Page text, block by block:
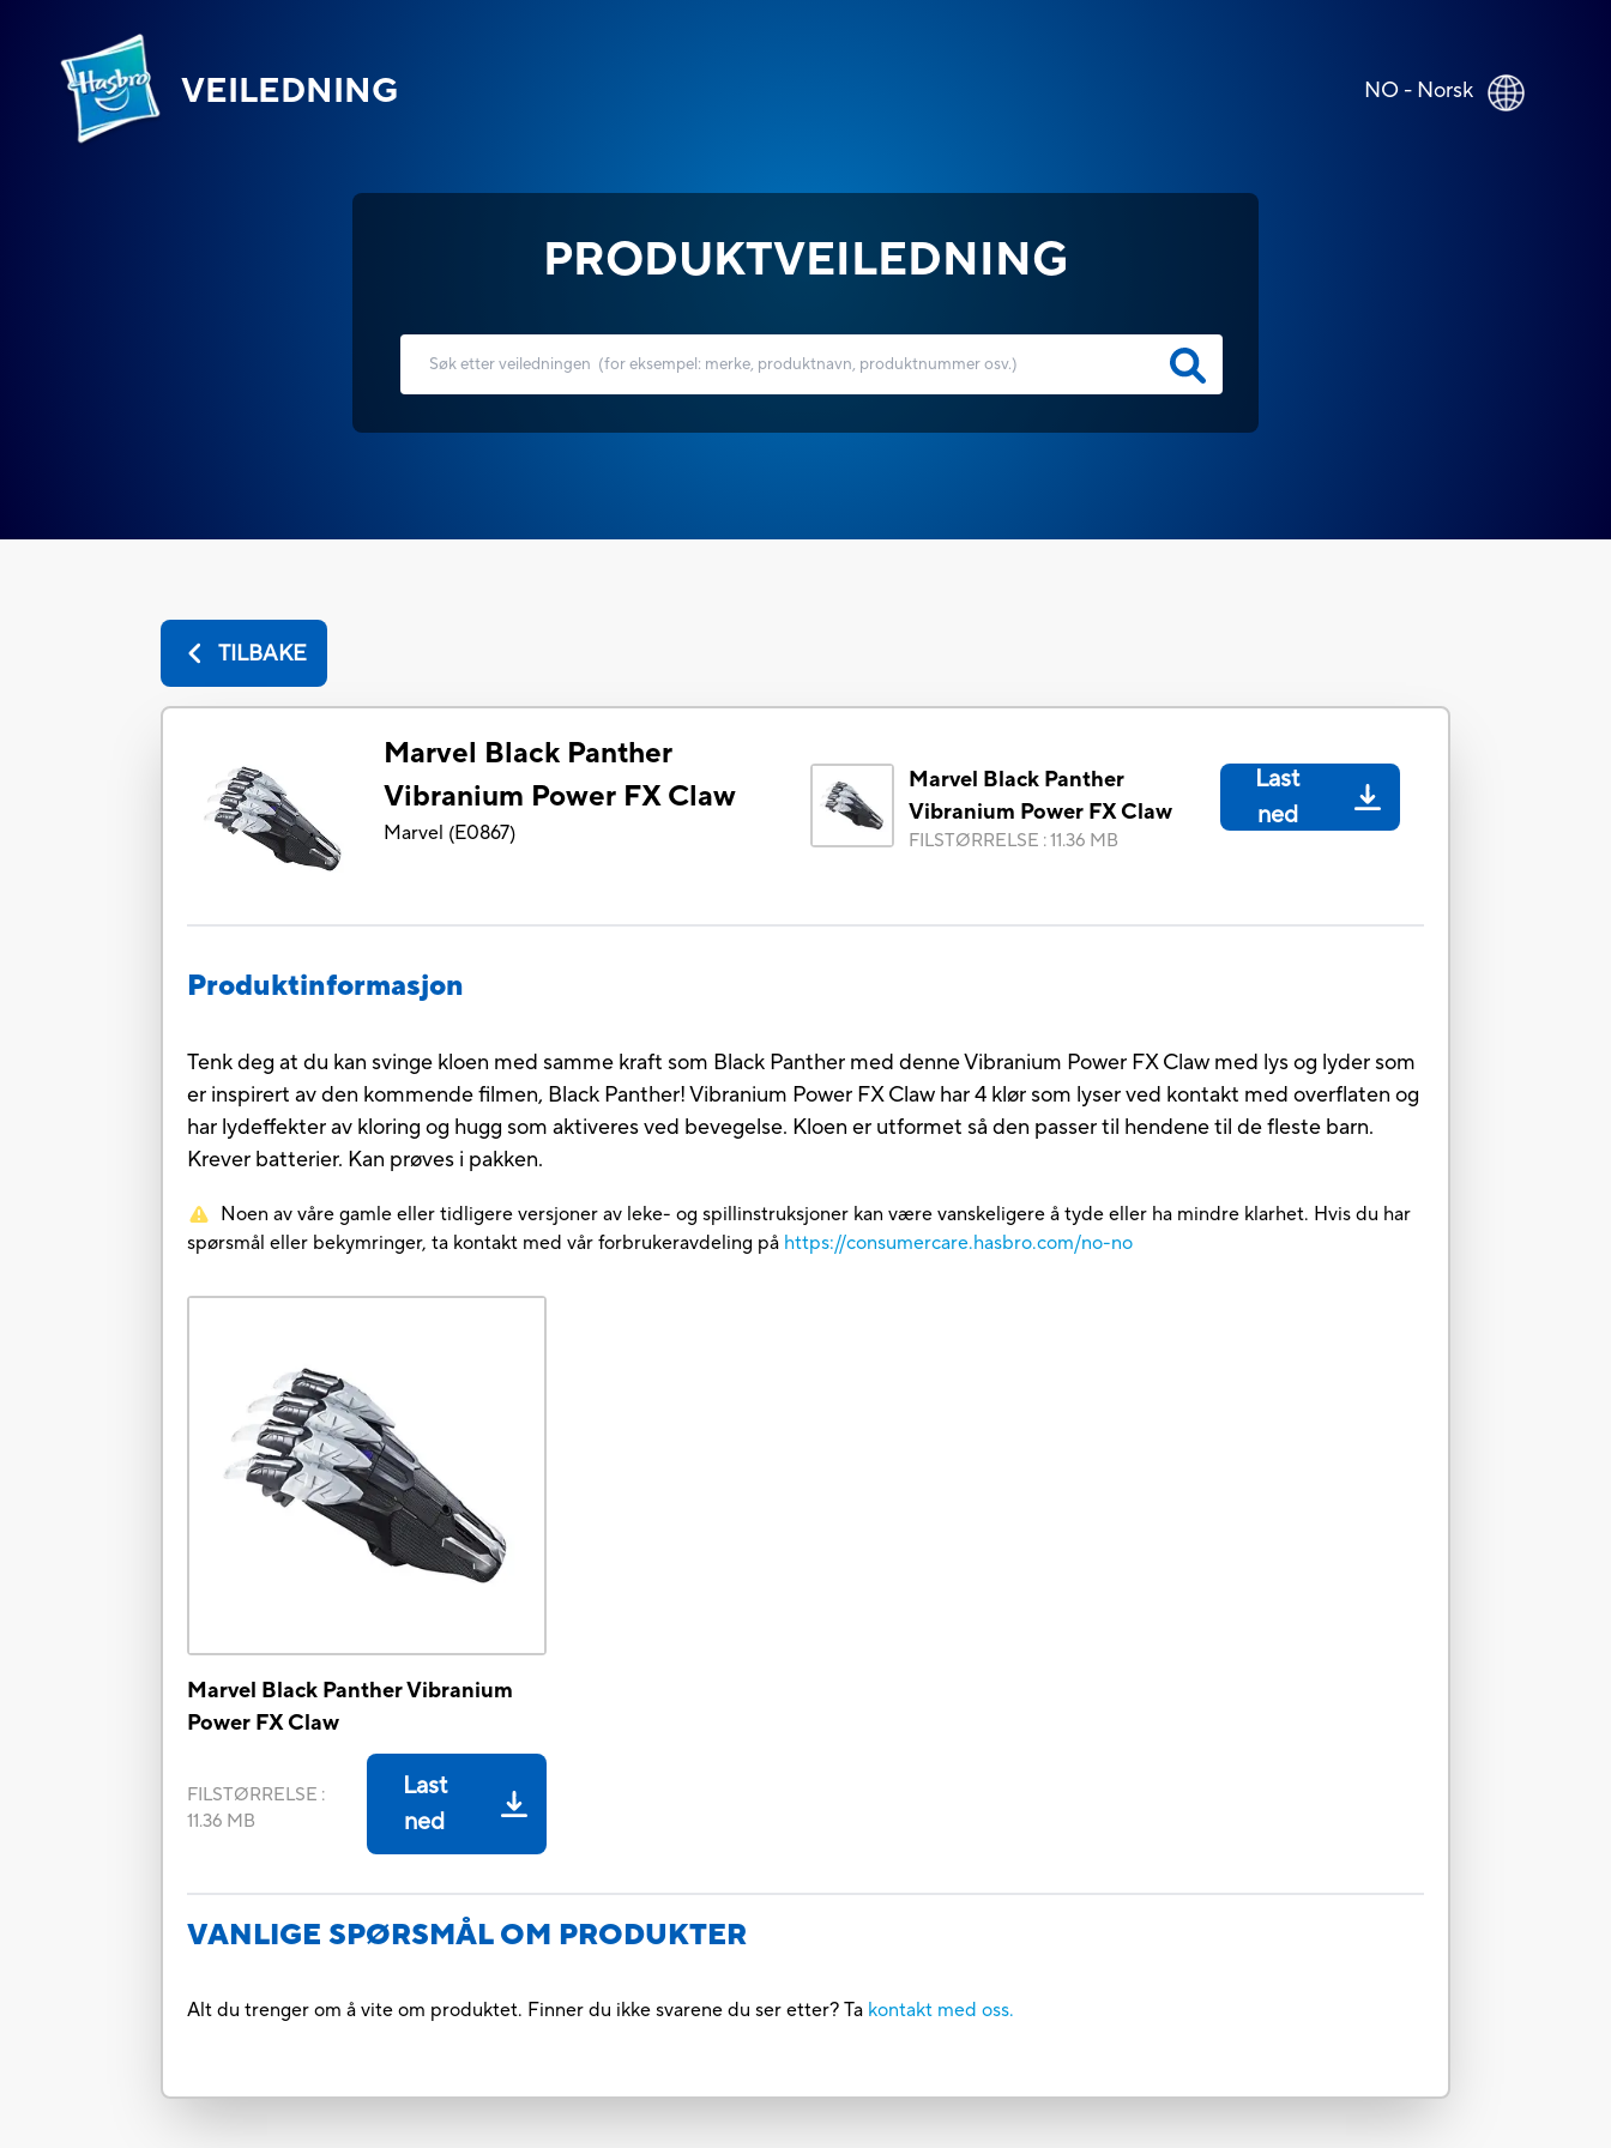
VEILEDNING NO - Norsk
PRODUKTVEILEDNING
TILBAKE
Marvel Black Panther
Vibranium Power FX Claw
Marvel (E0867)
Marvel Black Panther
Vibranium Power FX Claw
FILSTØRRELSE :11.36 MB
Last
ned
Produktinformasjon
Tenk deg at du kan svinge kloen med samme kraft som Black Panther med denne Vibranium Power FX Claw med lys og lyder som
er inspirert av den kommende filmen, Black Panther! Vibranium Power FX Claw har 4 klør som lyser ved kontakt med overflaten og
har lydeffekter av kloring og hugg som aktiveres ved bevegelse. Kloen er utformet så den passer til hendene til de fleste barn.
Krever batterier. Kan prøves i pakken.
Noen av våre gamle eller tidligere versjoner av leke- og spillinstruksjoner kan være vanskeligere å tyde eller ha mindre klarhet. Hvis du har
spørsmål eller bekymringer, ta kontakt med vår forbrukeravdeling på https://consumercare.hasbro.com/no-no
Marvel Black Panther Vibranium
Power FX Claw
FILSTØRRELSE :
11.36 MB
Last
ned
VANLIGE SPØRSMÅL OM PRODUKTER
Alt du trenger om å vite om produktet. Finner du ikke svarene du ser etter? Ta kontakt med oss.